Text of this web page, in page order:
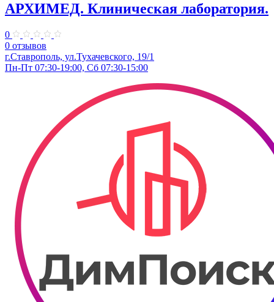
АРХИМЕД. Клиническая лаборатория.
0
0 отзывов
г.Ставрополь, ул.Тухачевского, 19/1
Пн-Пт 07:30-19:00, Сб 07:30-15:00